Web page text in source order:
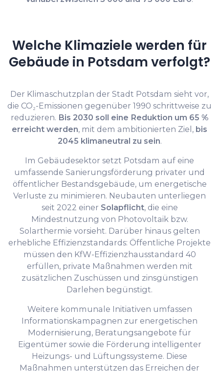
Welche Klimaziele werden für
Gebäude in Potsdam verfolgt?
Der Klimaschutzplan der Stadt Potsdam sieht vor,
die CO₂-Emissionen gegenüber 1990 schrittweise zu
reduzieren. Bis 2030 soll eine Reduktion um 65 %
erreicht werden, mit dem ambitionierten Ziel, bis
2045 klimaneutral zu sein.
Im Gebäudesektor setzt Potsdam auf eine
umfassende Sanierungsförderung privater und
öffentlicher Bestandsgebäude, um energetische
Verluste zu minimieren. Neubauten unterliegen
seit 2022 einer Solapflicht, die eine
Mindestnutzung von Photovoltaik bzw.
Solarthermie vorsieht. Darüber hinaus gelten
erhebliche Effizienzstandards: Öffentliche Projekte
müssen den KfW-Effizienzhausstandard 40
erfüllen, private Maßnahmen werden mit
zusätzlichen Zuschüssen und zinsgünstigen
Darlehen begünstigt.
Weitere kommunale Initiativen umfassen
Informationskampagnen zur energetischen
Modernisierung, Beratungsangebote für
Eigentümer sowie die Förderung intelligenter
Heizungs- und Lüftungssysteme. Diese
Maßnahmen unterstützen das Erreichen der